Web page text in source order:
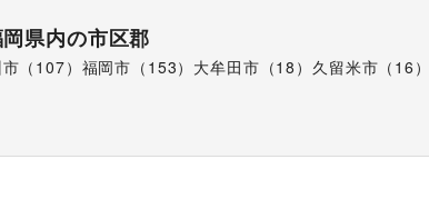
県内の市区郡
（107） 福岡市（153） 大牟田市（18） 久留米市（16）